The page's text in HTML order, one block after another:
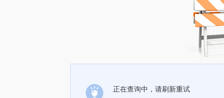
正在查询中，请刷新重试